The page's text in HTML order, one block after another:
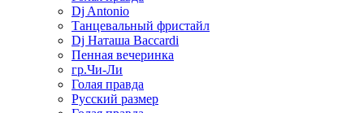
Dj Antonio
Танцевальный фристайл
Dj Наташа Baccardi
Пенная вечеринка
гр.Чи-Ли
Голая правда
Русский размер